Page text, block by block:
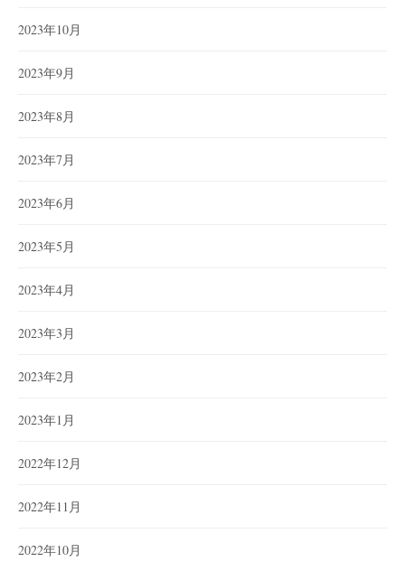
2023年10月
2023年9月
2023年8月
2023年7月
2023年6月
2023年5月
2023年4月
2023年3月
2023年2月
2023年1月
2022年12月
2022年11月
2022年10月